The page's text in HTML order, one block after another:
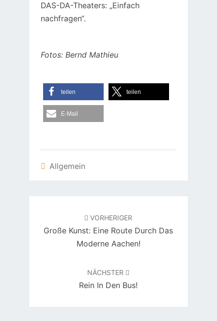
DAS-DA-Theaters: „Einfach
nachfragen“.
Fotos: Bernd Mathieu
teilen teilen
E-Mail
Allgemein
VORHERIGER
Große Kunst: Eine Route Durch Das
Moderne Aachen!
NÄCHSTER
Rein In Den Bus!